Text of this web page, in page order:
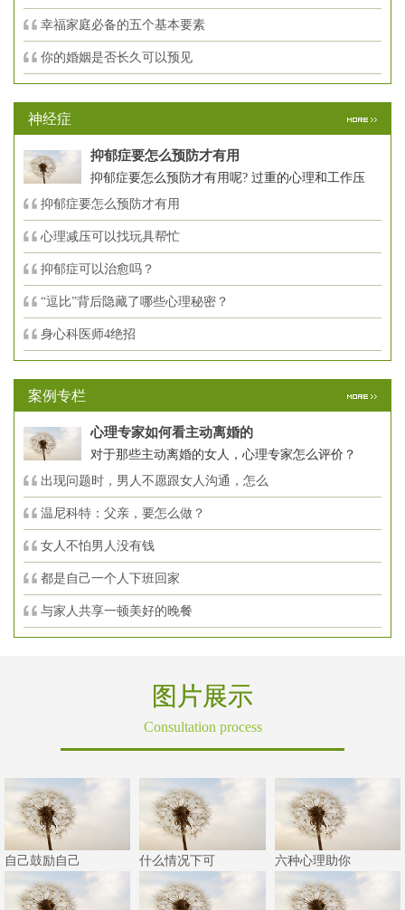
幸福家庭必备的五个基本要素
你的婚姻是否长久可以预见
神经症
抑郁症要怎么预防才有用
抑郁症要怎么预防才有用呢? 过重的心理和工作压
抑郁症要怎么预防才有用
心理减压可以找玩具帮忙
抑郁症可以治愈吗？
“逗比”背后隐藏了哪些心理秘密？
身心科医师4绝招
案例专栏
心理专家如何看主动离婚的
对于那些主动离婚的女人，心理专家怎么评价？
出现问题时，男人不愿跟女人沟通，怎么
温尼科特：父亲，要怎么做？
女人不怕男人没有钱
都是自己一个人下班回家
与家人共享一顿美好的晚餐
图片展示
Consultation process
自己鼓励自己 什么情况下可 六种心理助你